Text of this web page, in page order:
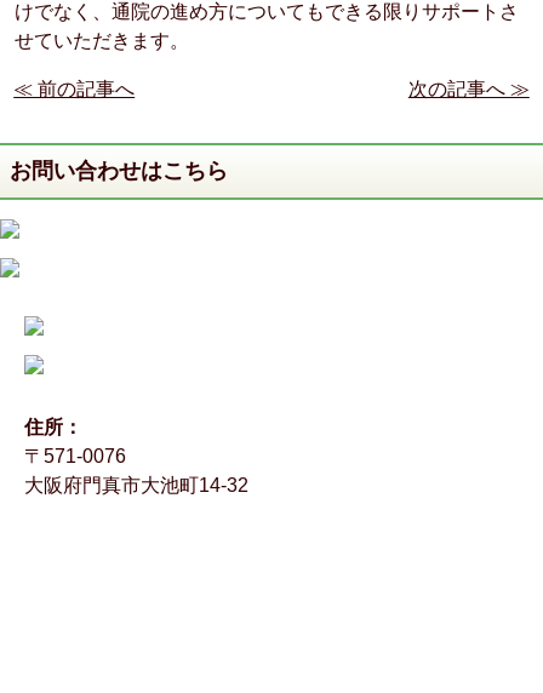
けでなく、通院の進め方についてもできる限りサポートさ
せていただきます。
≪ 前の記事へ 次の記事へ ≫
お問い合わせはこちら
住所：
〒571-0076
大阪府門真市大池町14-32